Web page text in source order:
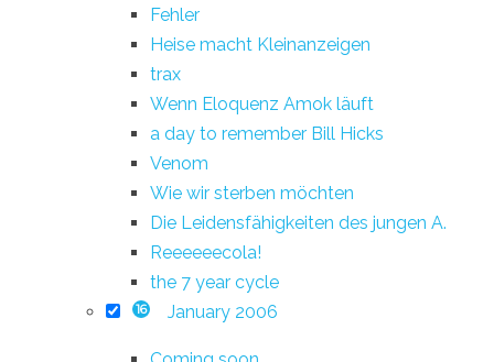
Fehler
Heise macht Kleinanzeigen
trax
Wenn Eloquenz Amok läuft
a day to remember Bill Hicks
Venom
Wie wir sterben möchten
Die Leidensfähigkeiten des jungen A.
Reeeeeecola!
the 7 year cycle
16 January 2006